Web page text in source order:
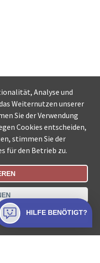
der Schweiz
Analyse und
Weiternutzen unserer
Sie der Verwendung
Cookies entscheiden,
stimmen Sie der
für den Betrieb zu.
HILFE BENÖTIGT?